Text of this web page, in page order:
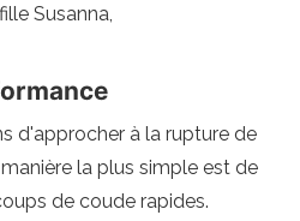
Susanna,
d'approcher à la rupture de
la plus simple est de
de coude rapides.